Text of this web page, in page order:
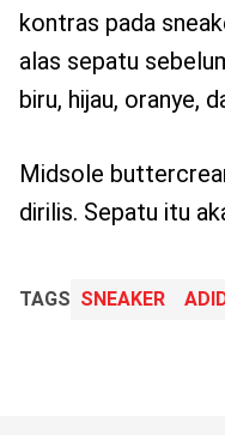
kontras pada
alas sepatu
biru, hijau, oranye,
Midsole
dirilis. Sepatu itu
TAGS SNEAKER